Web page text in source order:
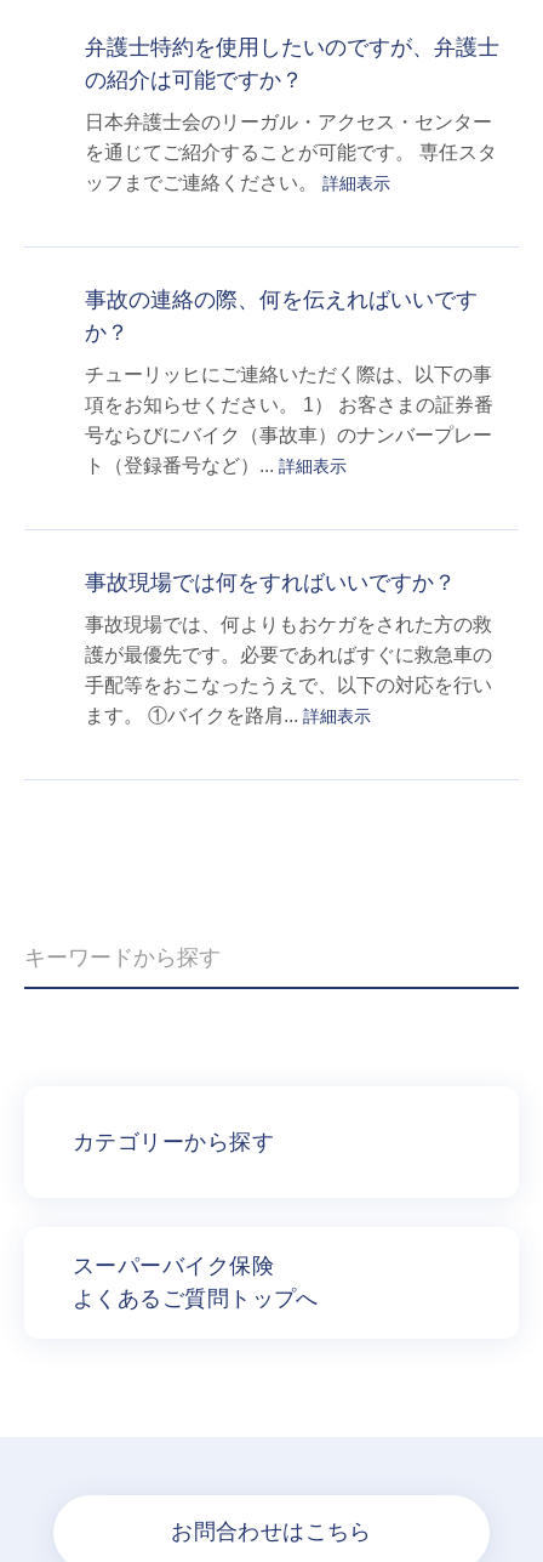
弁護士特約を使用したいのですが、弁護士
の紹介は可能ですか？
日本弁護士会のリーガル・アクセス・センター
を通じてご紹介することが可能です。 専任スタ
ッフまでご連絡ください。 詳細表示
事故の連絡の際、何を伝えればいいです
か？
チューリッヒにご連絡いただく際は、以下の事
項をお知らせください。 1） お客さまの証券番
号ならびにバイク（事故車）のナンバープレー
ト（登録番号など）... 詳細表示
事故現場では何をすればいいですか？
事故現場では、何よりもおケガをされた方の救
護が最優先です。必要であればすぐに救急車の
手配等をおこなったうえで、以下の対応を行い
ます。 ①バイクを路肩... 詳細表示
カテゴリーから探す
スーパーバイク保険
よくあるご質問トップへ
お問合わせはこちら